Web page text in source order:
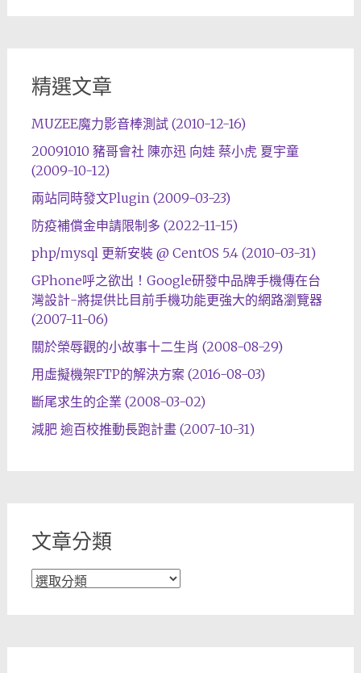
精選文章
MUZEE魔力影音棒測試 (2010-12-16)
20091010 豬哥會社 陳亦迅 向娃 蔡小虎 夏宇童
(2009-10-12)
兩站同時發文Plugin (2009-03-23)
防疫補償金申請限制多 (2022-11-15)
php/mysql 更新安裝 @ CentOS 5.4 (2010-03-31)
GPhone呼之欲出！Google研發中品牌手機傳在台
灣設計-將提供比目前手機功能更強大的網路瀏覽器
(2007-11-06)
關於榮辱觀的小故事十二生肖 (2008-08-29)
用虛擬機架FTP的解決方案 (2016-08-03)
斷尾求生的企業 (2008-03-02)
減肥 逾百校推動長跑計畫 (2007-10-31)
文章分類
文